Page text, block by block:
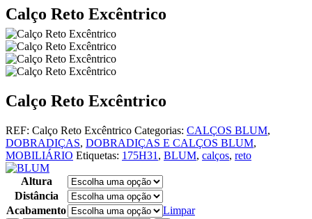
Calço Reto Excêntrico
Calço Reto Excêntrico
REF: Calço Reto Excêntrico Categorias: CALÇOS BLUM,
DOBRADIÇAS, DOBRADIÇAS E CALÇOS BLUM,
MOBILIÁRIO Etiquetas: 175H31 , BLUM, calços, reto
Altura
Distância
Acabamento
Limpar